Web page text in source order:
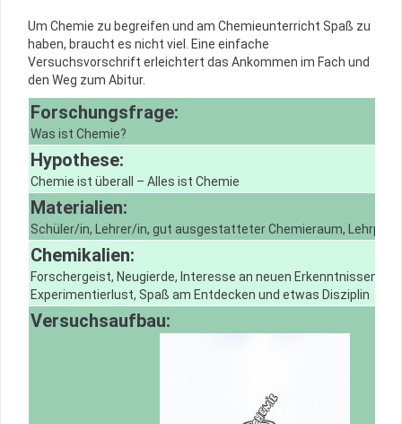
Um Chemie zu begreifen und am Chemieunterricht Spaß zu
haben, braucht es nicht viel. Eine einfache
Versuchsvorschrift erleichtert das Ankommen im Fach und
den Weg zum Abitur.
Forschungsfrage:
Was ist Chemie?
Hypothese:
Chemie ist überall – Alles ist Chemie
Materialien:
Schüler/in, Lehrer/in, gut ausgestatteter Chemieraum, Lehrplan
Chemikalien:
Forschergeist, Neugierde, Interesse an neuen Erkenntnissen,
Experimentierlust, Spaß am Entdecken und etwas Disziplin
Versuchsaufbau: